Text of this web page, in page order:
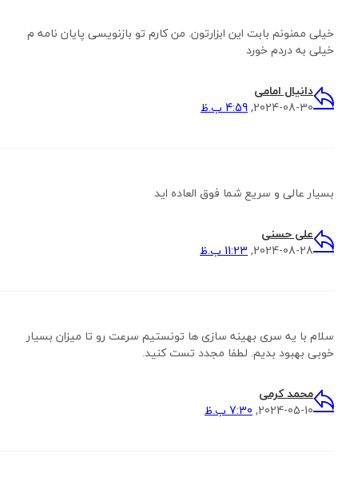
خیلی ممنونم بابت این ابزارتون. من کارم تو بازنویسی پایان نامه م
خیلی به دردم خورد
دانیال امامی
2024-08-30, 4:59 ب.ظ
بسیار عالی و سریع شما فوق العاده اید
علی حسنی
2024-08-28, 11:23 ب.ظ
سلام با یه سری بهینه سازی ها تونستیم سرعت رو تا میزان بسیار
خوبی بهبود بدیم. لطفا مجدد تست کنید.
محمد کرمی
2024-05-10, 7:30 ب.ظ